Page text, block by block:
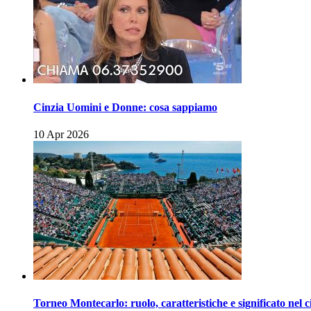
Cinzia Uomini e Donne: cosa sappiamo
10 Apr 2026
Torneo Montecarlo: ruolo, caratteristiche e significato nel